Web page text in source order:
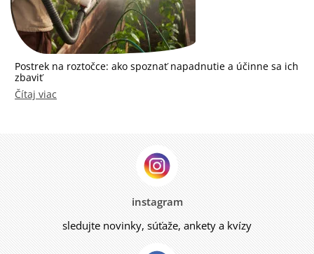
Postrek na roztočce: ako spoznať napadnutie a účinne sa ich
zbaviť
Čítaj viac
instagram
sledujte novinky, súťaže, ankety a kvízy